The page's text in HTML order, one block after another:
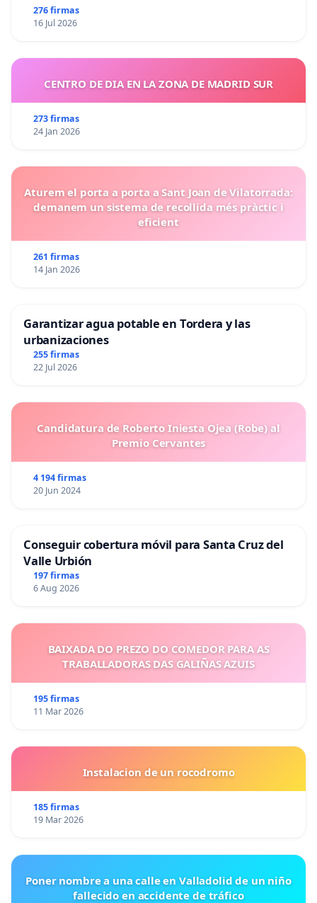
276 firmas
16 Jul 2026
CENTRO DE DIA EN LA ZONA DE MADRID SUR
273 firmas
24 Jan 2026
Aturem el porta a porta a Sant Joan de Vilatorrada:
demanem un sistema de recollida més pràctic i
eficient
261 firmas
14 Jan 2026
Garantizar agua potable en Tordera y las
urbanizaciones
255 firmas
22 Jul 2026
Candidatura de Roberto Iniesta Ojea (Robe) al
Premio Cervantes
4 194 firmas
20 Jun 2024
Conseguir cobertura móvil para Santa Cruz del
Valle Urbión
197 firmas
6 Aug 2026
BAIXADA DO PREZO DO COMEDOR PARA AS
TRABALLADORAS DAS GALIÑAS AZUIS
195 firmas
11 Mar 2026
Instalacion de un rocodromo
185 firmas
19 Mar 2026
Poner nombre a una calle en Valladolid de un niño
fallecido en accidente de tráfico